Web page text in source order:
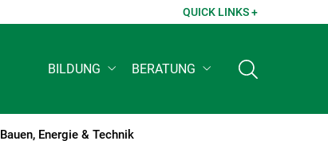
QUICK LINKS +
BILDUNG BERATUNG
Bauen, Energie & Technik